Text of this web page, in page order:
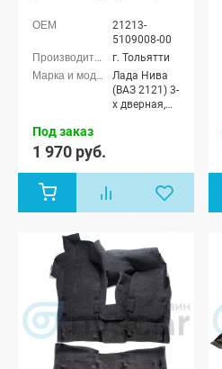
21213-
5109008-00
г. Тольятти
Лада Нива
(ВАЗ 2121) 3-
х дверная,
Лада Нива
4x4 (Урбан)
3-х дверная
Под заказ
1 970 руб.